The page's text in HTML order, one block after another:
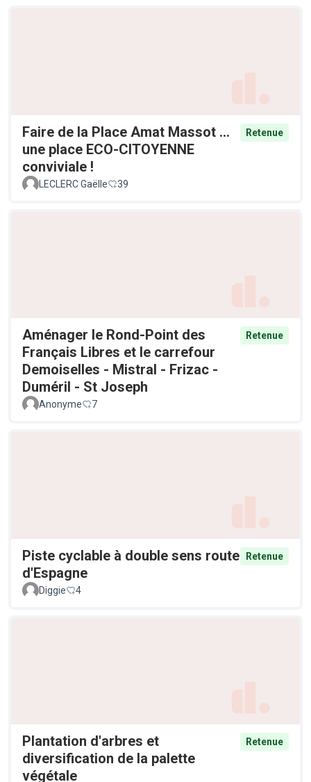
Faire de la Place Amat Massot ...
une place ECO-CITOYENNE
conviviale !
Retenue
LECLERC Gaëlle 39
Aménager le Rond-Point des
Français Libres et le carrefour
Demoiselles - Mistral - Frizac -
Duméril - St Joseph
Retenue
Anonyme 7
Piste cyclable à double sens route
d'Espagne
Retenue
Diggie 4
Plantation d'arbres et
diversification de la palette
végétale
Retenue